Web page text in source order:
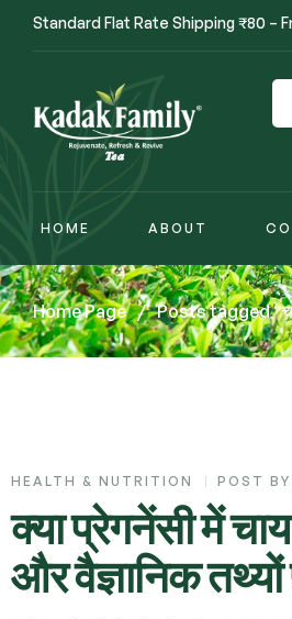
Standard Flat Rate Shipping ₹80 –
HOME ABOUT
Home Page / Posts tagged
HEALTH & NUTRITION POST BY
क्या प्रेगनेंसी में
और वैज्ञानिक